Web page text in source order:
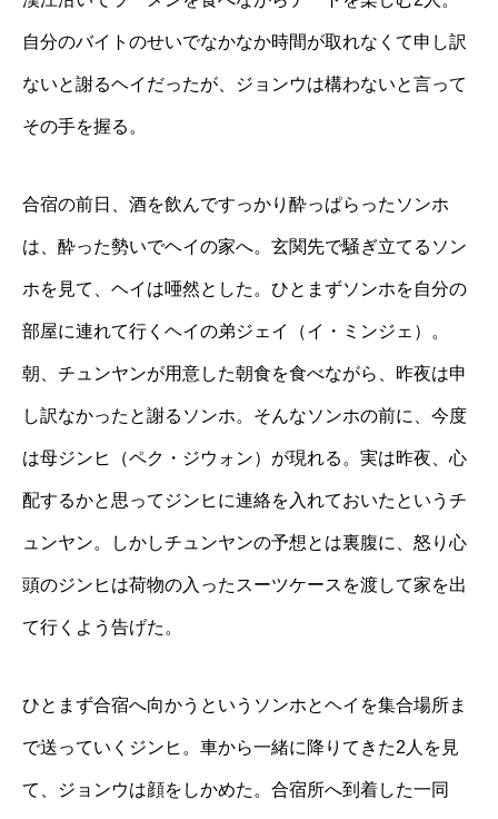
自分のバイトのせいでなかなか時間が取れなくて申し訳
ないと謝るヘイだったが、ジョンウは構わないと言って
その手を握る。
合宿の前日、酒を飲んですっかり酔っぱらったソンホ
は、酔った勢いでヘイの家へ。玄関先で騒ぎ立てるソン
ホを見て、ヘイは唖然とした。ひとまずソンホを自分の
部屋に連れて行くヘイの弟ジェイ（イ・ミンジェ）。
朝、チュンヤンが用意した朝食を食べながら、昨夜は申
し訳なかったと謝るソンホ。そんなソンホの前に、今度
は母ジンヒ（ペク・ジウォン）が現れる。実は昨夜、心
配するかと思ってジンヒに連絡を入れておいたというチ
ュンヤン。しかしチュンヤンの予想とは裏腹に、怒り心
頭のジンヒは荷物の入ったスーツケースを渡して家を出
て行くよう告げた。
ひとまず合宿へ向かうというソンホとヘイを集合場所ま
で送っていくジンヒ。車から一緒に降りてきた2人を見
て、ジョンウは顔をしかめた。合宿所へ到着した一同